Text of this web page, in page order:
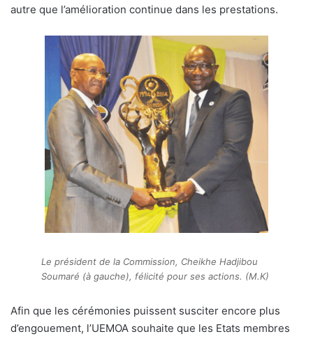
autre que l’amélioration continue dans les prestations.
Le président de la Commission, Cheikhe Hadjibou
Soumaré (à gauche), félicité pour ses actions. (M.K)
Afin que les cérémonies puissent susciter encore plus
d’engouement, l’UEMOA souhaite que les Etats membres